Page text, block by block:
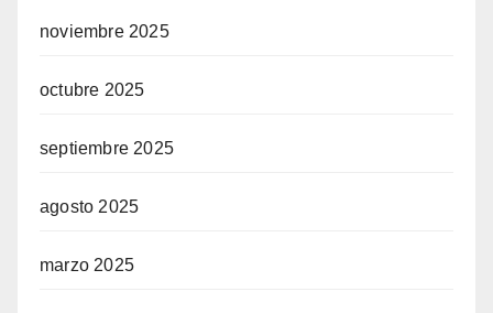
noviembre 2025
octubre 2025
septiembre 2025
agosto 2025
marzo 2025